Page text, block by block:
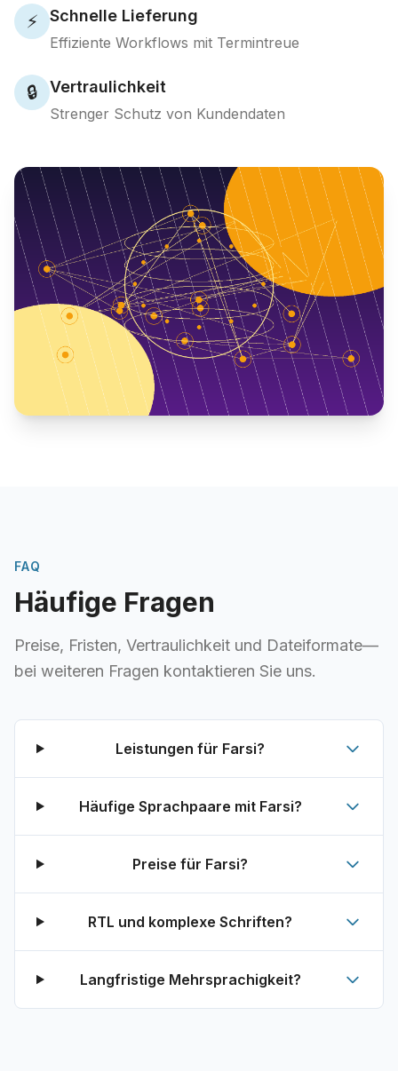
⚡ Schnelle Lieferung
Effiziente Workflows mit Termintreue
🔒 Vertraulichkeit
Strenger Schutz von Kundendaten
FAQ
Häufige Fragen
Preise, Fristen, Vertraulichkeit und Dateiformate—
bei weiteren Fragen kontaktieren Sie uns.
Leistungen für Farsi?
Häufige Sprachpaare mit Farsi?
Preise für Farsi?
RTL und komplexe Schriften?
Langfristige Mehrsprachigkeit?